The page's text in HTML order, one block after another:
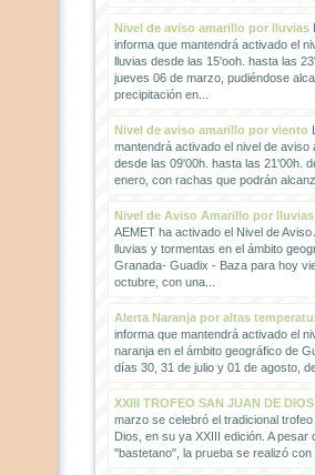
Nivel de aviso amarillo por lluvias
informa que mantendrá activado el
lluvias desde las 15'ooh. hasta las
jueves 06 de marzo, pudiéndose
precipitación en...
Nivel de aviso amarillo por viento
mantendrá activado el nivel de aviso
desde las 09'00h. hasta las 21'00h.
enero, con rachas que podrán
Nivel de Aviso Amarillo por
AEMET ha activado el Nivel de Aviso
lluvias y tormentas en el ámbito
Granada- Guadix - Baza para hoy
octubre, con una...
Alerta Naranja por altas
informa que mantendrá activado el
naranja en el ámbito geográfico de
días 30, 31 de julio y 01 de agosto,
XXIII TROFEO SAN JUAN DE DIOS
marzo se celebró el tradicional
Dios, en su ya XXIII edición. A pesar
"bastetano", la prueba se realizó con